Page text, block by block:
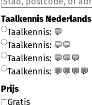
Taalkennis Nederlands
Taalkennis: 💬
Taalkennis: 💬💬
Taalkennis: 💬💬💬
Taalkennis: 💬💬💬💬
Prijs
Gratis